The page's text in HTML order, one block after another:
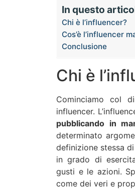
In questo
Chi è l’influencer?
Cos’è l’influencer
Conclusione
Chi è
Cominciamo col
influencer.
pubblicando in
determinato
definizione stessa
in grado di
gusti e le azioni.
come dei veri e